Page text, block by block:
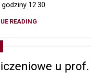
12.30.
READING
u prof.